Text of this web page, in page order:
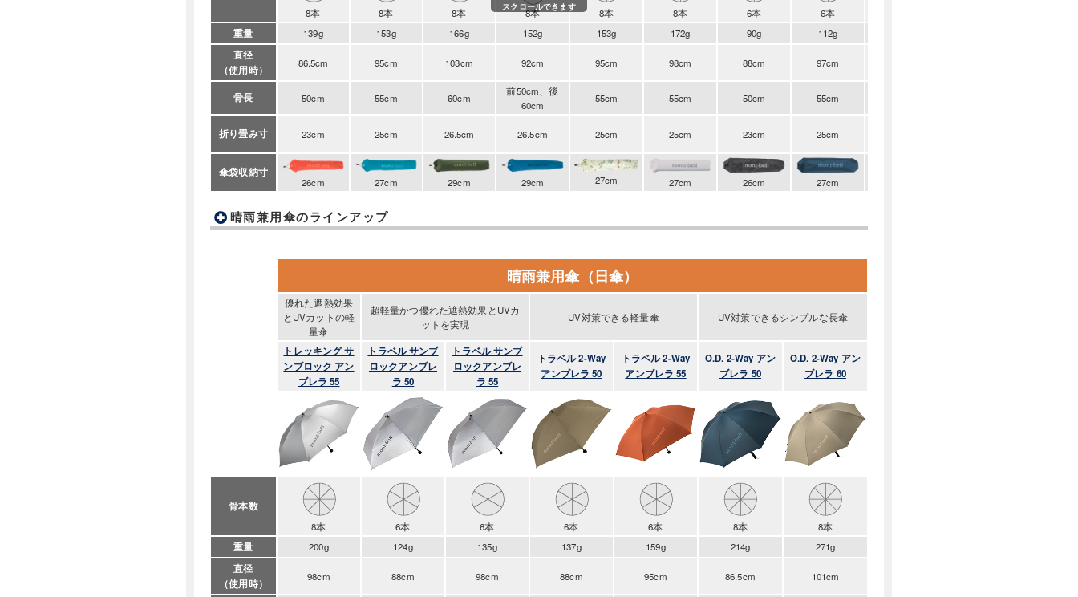
8本 8本 8本 8本 8本 8本 6本 6本
重量 139g 153g 166g 152g 153g 172g 90g 112g
直径
（使用時）
86.5cm 95cm 103cm 92cm 95cm 98cm 88cm 97cm
骨長 50cm 55cm 60cm
前50cm、後
60cm
55cm 55cm 50cm 55cm
折り畳み寸 23cm 25cm 26.5cm 26.5cm 25cm 25cm 23cm 25cm
傘袋収納寸
26cm 27cm 29cm 29cm 27cm 27cm 26cm 27cm
スクロールできます
晴雨兼用傘のラインアップ
晴雨兼用傘（日傘）
優れた遮熱効果
とUVカットの軽
量傘
超軽量かつ優れた遮熱効果とUVカ
ットを実現
UV対策できる軽量傘 UV対策できるシンプルな長傘
トレッキング サ
ンブロック アン
ブレラ 55
トラベル サンブ
ロックアンブレ
ラ 50
トラベル サンブ
ロックアンブレ
ラ 55
トラベル 2-Way
アンブレラ 50
トラベル 2-Way
アンブレラ 55
O.D. 2-Way アン
ブレラ 50
O.D. 2-Way アン
ブレラ 60
骨本数
8本 6本 6本 6本 6本 8本 8本
重量 200g 124g 135g 137g 159g 214g 271g
直径
（使用時）
98cm 88cm 98cm 88cm 95cm 86.5cm 101cm